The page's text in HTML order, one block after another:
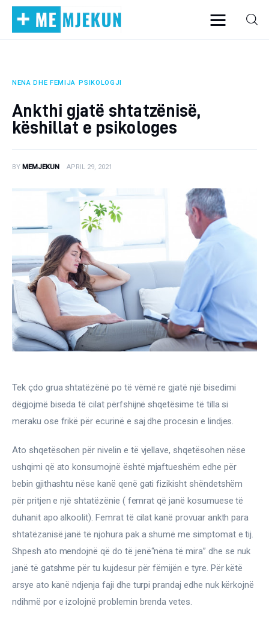
Home
Alergjite
Endokrinologji
Gastroeneterologji
Gjinekologji/ Andrologji
Hematologji
Intervista
Mirëqenie
Nena dhe Femija
Okulistike
Onkologji
ORL
Ortopedi dhe Fizioterapi
Pneumologji
Psikologji
NENA DHE FEMIJA PSIKOLOGJI
Ankthi gjatë shtatzënisë,
këshillat e psikologes
BY MEMJEKUN APRIL 29, 2021
Tek çdo grua shtatëzënë po të vëmë re gjatë një bisedimi
dëgjojmë biseda të cilat përfshijnë shqetësime të tilla si
meraku ose frikë për ecurinë e saj dhe procesin e lindjes.
Ato shqetësohen për nivelin e të vjellave, shqetësohen nëse
ushqimi që ato konsumojnë është mjaftueshëm edhe për
bebin gjithashtu nëse kanë qenë gati fizikisht shëndetshëm
për pritjen e një shtatëzënie ( femrat që janë kosumuese të
duhanit apo alkoolit). Femrat të cilat kanë provuar ankth para
shtatëzanisë janë të njohura pak a shumë me simptomat e tij.
Shpesh ato mendojnë që do të jenë“nëna të mira” dhe se nuk
janë të gatshme për tu kujdesur për fëmijën e tyre. Për këtë
arsye ato kanë ndjenja faji dhe turpi prandaj edhe nuk kërkojnë
ndihmë por e izolojnë problemin brenda vetes.